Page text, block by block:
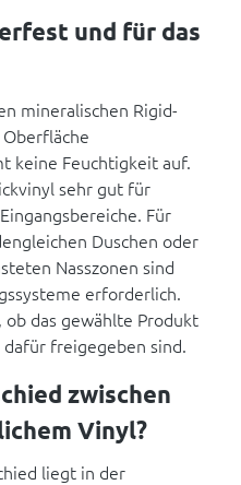
und für das
mineralischen Rigid-
keine Feuchtigkeit auf.
sehr gut für
Für
Duschen oder
Nasszonen sind
erforderlich.
das gewählte Produkt
freigegeben sind.
zwischen
Vinyl?
liegt in der